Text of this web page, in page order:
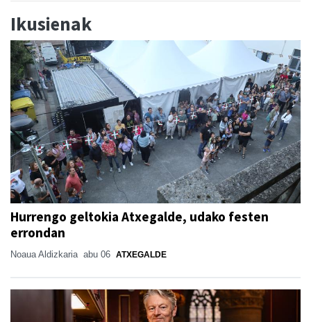
Ikusienak
Hurrengo geltokia Atxegalde, udako festen
errondan
Noaua Aldizkaria abu 06 ATXEGALDE